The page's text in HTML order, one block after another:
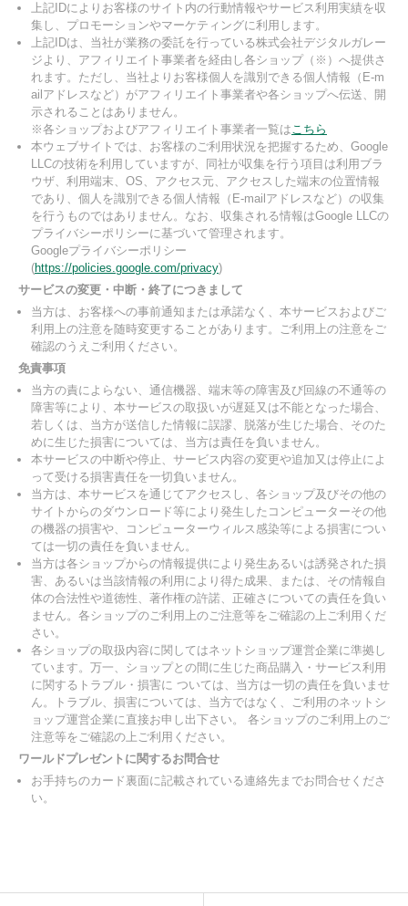
上記IDによりお客様のサイト内の行動情報やサービス利用実績を収
集し、プロモーションやマーケティングに利用します。
上記IDは、当社が業務の委託を行っている株式会社デジタルガレー
ジより、アフィリエイト事業者を経由し各ショップ（※）へ提供さ
れます。ただし、当社よりお客様個人を識別できる個人情報（E-m
ailアドレスなど）がアフィリエイト事業者や各ショップへ伝送、開
示されることはありません。
※各ショップおよびアフィリエイト事業者一覧はこちら
本ウェブサイトでは、お客様のご利用状況を把握するため、Google
LLCの技術を利用していますが、同社が収集を行う項目は利用ブラ
ウザ、利用端末、OS、アクセス元、アクセスした端末の位置情報
であり、個人を識別できる個人情報（E-mailアドレスなど）の収集
を行うものではありません。なお、収集される情報はGoogle LLCの
プライバシーポリシーに基づいて管理されます。
Googleプライバシーポリシー
(https://policies.google.com/privacy)
サービスの変更・中断・終了につきまして
当方は、お客様への事前通知または承諾なく、本サービスおよびご
利用上の注意を随時変更することがあります。ご利用上の注意をご
確認のうえご利用ください。
免責事項
当方の責によらない、通信機器、端末等の障害及び回線の不通等の
障害等により、本サービスの取扱いが遅延又は不能となった場合、
若しくは、当方が送信した情報に誤謬、脱落が生じた場合、そのた
めに生じた損害については、当方は責任を負いません。
本サービスの中断や停止、サービス内容の変更や追加又は停止によ
って受ける損害責任を一切負いません。
当方は、本サービスを通じてアクセスし、各ショップ及びその他の
サイトからのダウンロード等により発生したコンピューターその他
の機器の損害や、コンピューターウィルス感染等による損害につい
ては一切の責任を負いません。
当方は各ショップからの情報提供により発生あるいは誘発された損
害、あるいは当該情報の利用により得た成果、または、その情報自
体の合法性や道徳性、著作権の許諾、正確さについての責任を負い
ません。各ショップのご利用上のご注意等をご確認の上ご利用くだ
さい。
各ショップの取扱内容に関してはネットショップ運営企業に準拠し
ています。万一、ショップとの間に生じた商品購入・サービス利用
に関するトラブル・損害に ついては、当方は一切の責任を負いませ
ん。トラブル、損害については、当方ではなく、ご利用のネットシ
ョップ運営企業に直接お申し出下さい。 各ショップのご利用上のご
注意等をご確認の上ご利用ください。
ワールドプレゼントに関するお問合せ
お手持ちのカード裏面に記載されている連絡先までお問合せくださ
い。